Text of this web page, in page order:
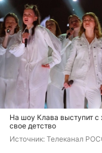
На шоу Клава выступит с
свое детство
Источник: Телеканал